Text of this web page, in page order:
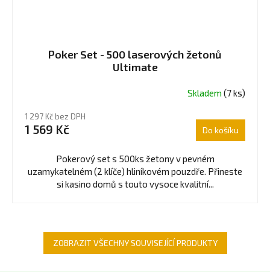
Poker Set - 500 laserových žetonů
Ultimate
produktu
je
5
hvězdiček.
Skladem(7 ks)
1 297 Kč bez DPH
1 569 Kč Do košíku
Pokerový set s 500ks žetony v pevném
uzamykatelném (2 klíče) hliníkovém pouzdře. Přineste
si kasino domů s touto vysoce kvalitní...
ZOBRAZIT VŠECHNY SOUVISEJÍCÍ PRODUKTY